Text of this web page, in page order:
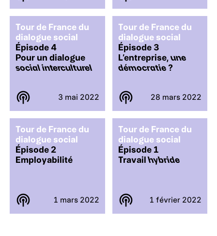
Tour de France du
dialogue social
Épisode 4
Pour un dialogue
social interculturel
3 mai 2022
Tour de France du
dialogue social
Épisode 3
L’entreprise,une
démocratie?
28 mars 2022
Tour de France du
dialogue social
Épisode 2
Employabilité
1 mars 2022
Tour de France du
dialogue social
Épisode 1
Travailhybride
1 février 2022